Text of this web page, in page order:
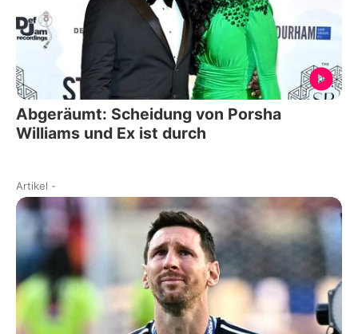
Abgeräumt: Scheidung von Porsha
Williams und Ex ist durch
Artikel -